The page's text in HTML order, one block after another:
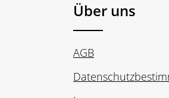
Über uns
AGB